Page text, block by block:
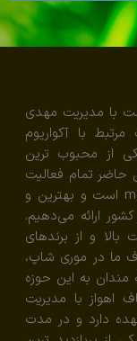
با مدیریت مهدی
با آکواریوم
که یکی از محبوب ترین
حاضر تمام فعالیت
های این فروشگاه فقط در سایت moorishop است و بهترین و
ارائه می‌دهیم.
و از برندهای
ما در موری شاپ،
مندان به این حوزه
اهواز با مدیریت
دارد و در مدت